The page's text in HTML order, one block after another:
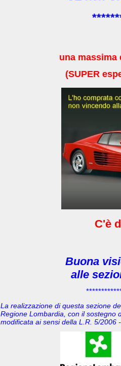
una massima
(SUPER
C'è
Buona
alle
La realizzazione di questa sezione
Regione Lombardia, con il sostegno
modificata ai sensi della L.R. 5/2006